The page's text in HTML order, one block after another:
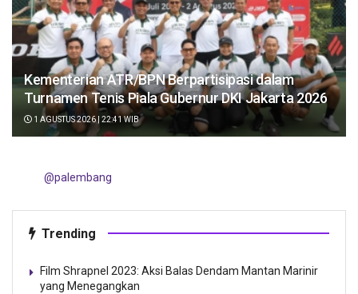
Kementerian ATR/BPN Berpartisipasi dalam
Turnamen Tenis Piala Gubernur DKI Jakarta 2026
1 AGUSTUS 2026 | 22:41 WIB
@palembang
Trending
Film Shrapnel 2023: Aksi Balas Dendam Mantan Marinir
yang Menegangkan